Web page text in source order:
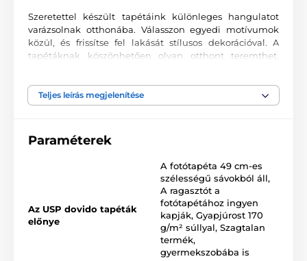
Szeretettel készült tapétáink különleges hangulatot
varázsolnak otthonába. Válasszon egyedi motívumok
közül, és frissítse fel lakását stílusos dekorációval. A
tapétáknak köszönhetően olyan otthont teremthet,
Kiváló nyomtatási minőség
bármely helyiségnek. Kiváló minőségű, sima felületű
korszerű UV-led nyomtatási technológia garantálja a
kiváló tartósságot és színtartást.
Elérhető méretek és típusok (cm-ben – szélesség x
Teljes leírás megjelenítése
Paraméterek
Az USP dovido tapéták
előnye
A fotótapéta 49 cm-es
szélességű sávokból áll,
A ragasztót a
fotótapétához ingyen
kapják, Gyapjúrost 170
g/m² súllyal, Szagtalan
termék,
gyermekszobába is